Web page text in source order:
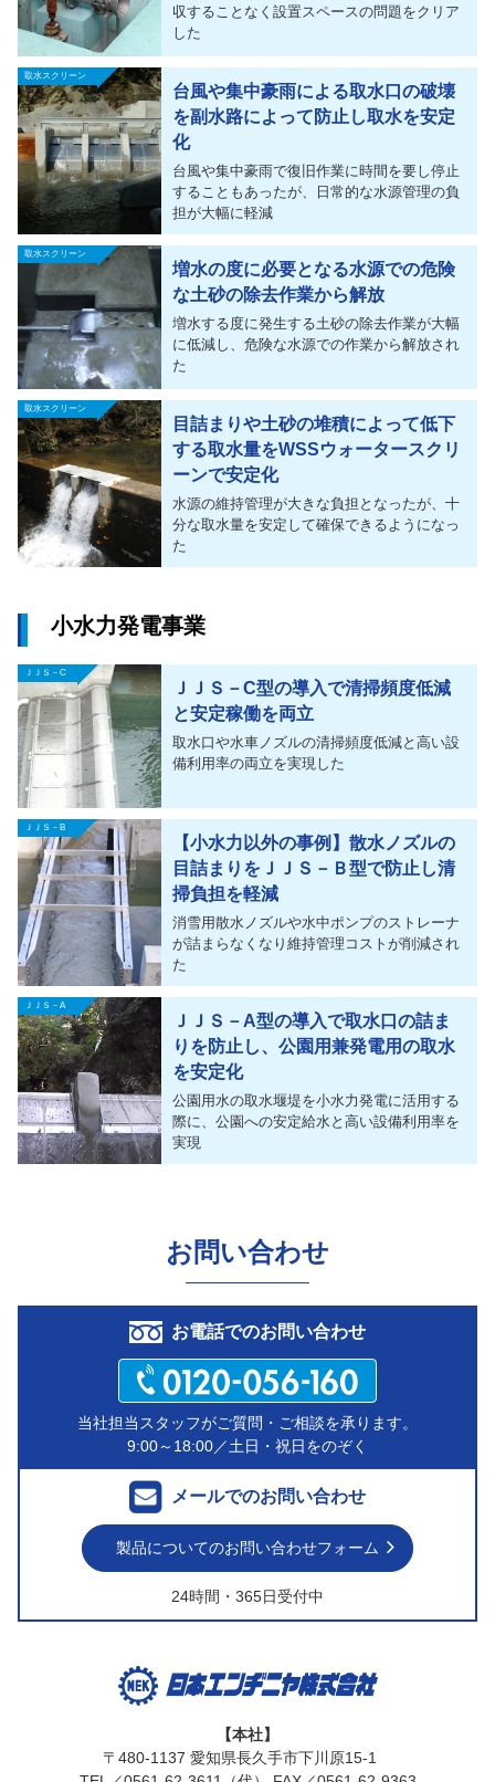
収することなく設置スペースの問題をクリア
した
取水スクリーン
台風や集中豪雨による取水口の破壊
を副水路によって防止し取水を安定
化
台風や集中豪雨で復旧作業に時間を要し停止
することもあったが、日常的な水源管理の負
担が大幅に軽減
取水スクリーン
増水の度に必要となる水源での危険
な土砂の除去作業から解放
増水する度に発生する土砂の除去作業が大幅
に低減し、危険な水源での作業から解放され
た
取水スクリーン
目詰まりや土砂の堆積によって低下
する取水量をWSSウォータースクリ
ーンで安定化
水源の維持管理が大きな負担となったが、十
分な取水量を安定して確保できるようになっ
た
小水力発電事業
ＪＪＳ－C
ＪＪＳ－C型の導入で清掃頻度低減
と安定稼働を両立
取水口や水車ノズルの清掃頻度低減と高い設
備利用率の両立を実現した
ＪＪＳ－B
【小水力以外の事例】散水ノズルの
目詰まりをＪＪＳ－Ｂ型で防止し清
掃負担を軽減
消雪用散水ノズルや水中ポンプのストレーナ
が詰まらなくなり維持管理コストが削減され
た
ＪＪＳ－A
ＪＪＳ－A型の導入で取水口の詰ま
りを防止し、公園用兼発電用の取水
を安定化
公園用水の取水堰堤を小水力発電に活用する
際に、公園への安定給水と高い設備利用率を
実現
お問い合わせ
お電話でのお問い合わせ
当社担当スタッフがご質問・ご相談を承ります。
9:00～18:00／土日・祝日をのぞく
メールでのお問い合わせ
製品についてのお問い合わせフォーム
24時間・365日受付中
【本社】
〒480-1137 愛知県長久手市下川原15-1